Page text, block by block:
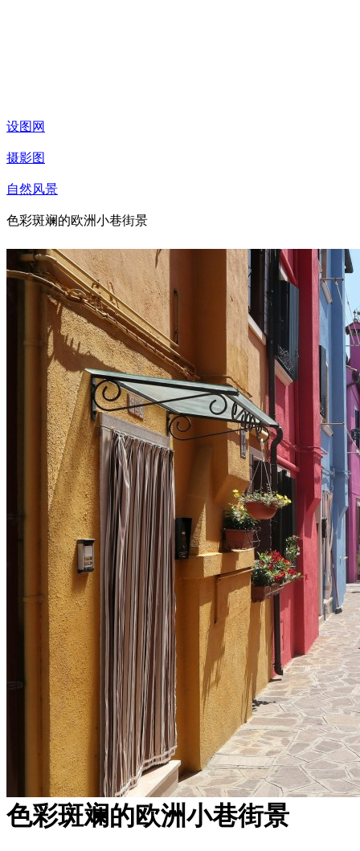
设图网
摄影图
自然风景
色彩斑斓的欧洲小巷街景
色彩斑斓的欧洲小巷街景